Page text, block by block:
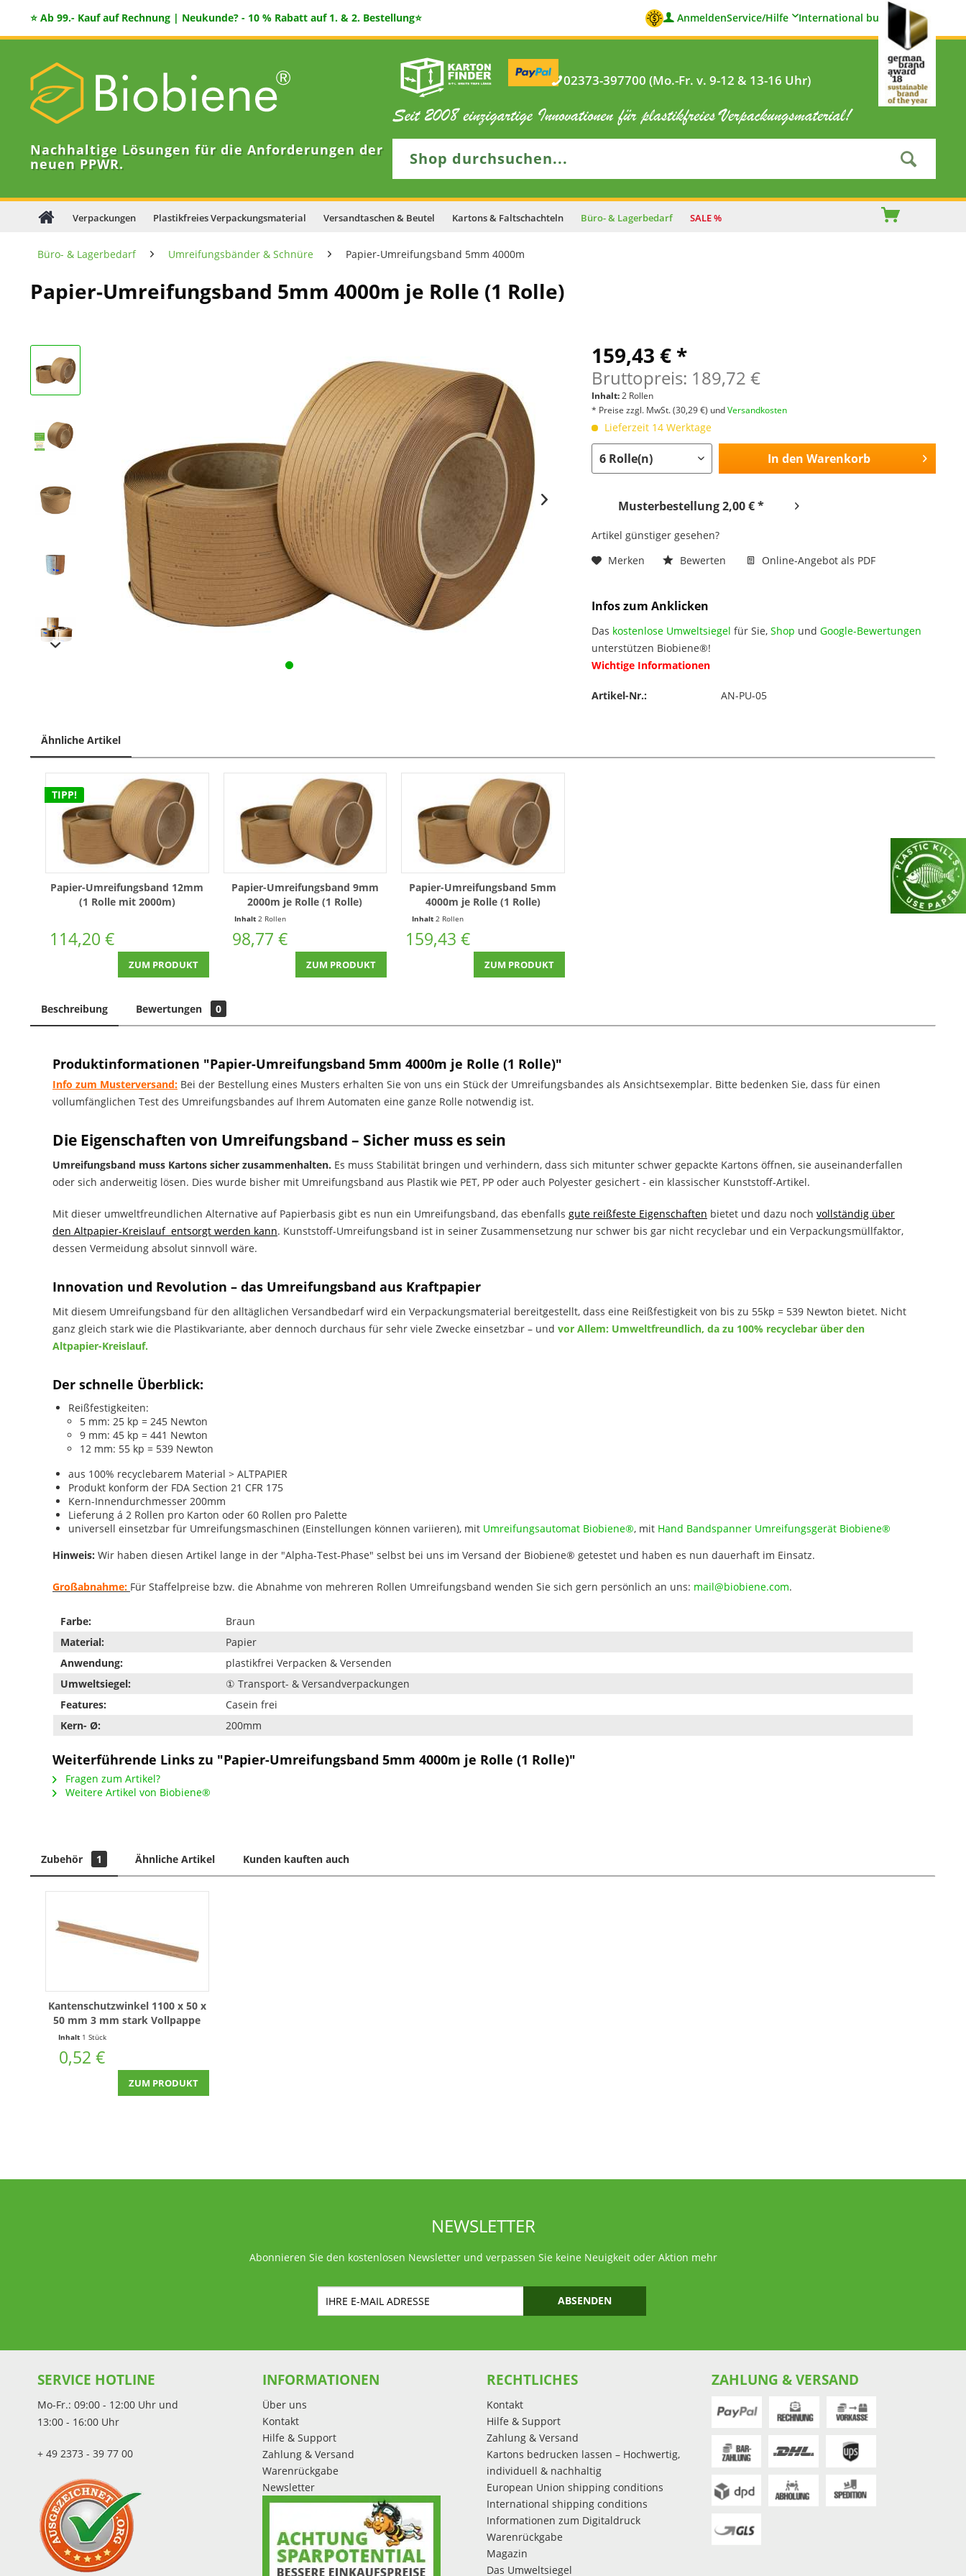
⭐ Ab 99.- Kauf auf Rechnung | Neukunde? - 10 % Rabatt auf 1. & 2. Bestellung⭐ AnmeldenService/Hilfe International buyers
Nachhaltige Lösungen für die Anforderungen der
neuen PPWR.
02373-397700 (Mo.-Fr. v. 9-12 & 13-16 Uhr)
Verpackungen Plastikfreies Verpackungsmaterial Versandtaschen & Beutel Kartons & Faltschachteln Büro- & Lagerbedarf SALE %
Büro- & Lagerbedarf Umreifungsbänder & Schnüre Papier-Umreifungsband 5mm 4000m
Papier-Umreifungsband 5mm 4000m je Rolle (1 Rolle)
159,43 € *
Bruttopreis: 189,72 €
Inhalt:2 Rollen
* Preise zzgl. MwSt.(30,29 €) undVersandkosten
Lieferzeit 14 Werktage
In den Warenkorb
Musterbestellung 2,00 € *
Artikel günstiger gesehen?
Merken
Bewerten Online-Angebot als PDF
Infos zum Anklicken
Das kostenlose Umweltsiegel für Sie,Shop undGoogle-Bewertungen
unterstützen Biobiene®!
Wichtige Informationen
Artikel-Nr.: AN-PU-05
Ähnliche Artikel
TIPP!
Papier-Umreifungsband 12mm
(1 Rolle mit 2000m)
114,20 €
ZUM PRODUKT
Papier-Umreifungsband 9mm
2000m je Rolle (1 Rolle)
Inhalt 2 Rollen
98,77 €
ZUM PRODUKT
Papier-Umreifungsband 5mm
4000m je Rolle (1 Rolle)
Inhalt2 Rollen
159,43 €
ZUM PRODUKT
Beschreibung Bewertungen 0
Produktinformationen "Papier-Umreifungsband 5mm 4000m je Rolle (1 Rolle)"
Info zum Musterversand: Bei der Bestellung eines Musters erhalten Sie von uns ein Stück der Umreifungsbandes als Ansichtsexemplar. Bitte bedenken Sie, dass für einen
vollumfänglichen Test des Umreifungsbandes auf Ihrem Automaten eine ganze Rolle notwendig ist.
Die Eigenschaften von Umreifungsband – Sicher muss es sein
Umreifungsband muss Kartons sicher zusammenhalten. Es muss Stabilität bringen und verhindern, dass sich mitunter schwer gepackte Kartons öffnen, sie auseinanderfallen
oder sich anderweitig lösen. Dies wurde bisher mit Umreifungsband aus Plastik wie PET, PP oder auch Polyester gesichert - ein klassischer Kunststoff-Artikel.
Mit dieser umweltfreundlichen Alternative auf Papierbasis gibt es nun ein Umreifungsband, das ebenfalls gute reißfeste Eigenschaften bietet und dazu noch vollständig über
den Altpapier-Kreislauf entsorgt werden kann. Kunststoff-Umreifungsband ist in seiner Zusammensetzung nur schwer bis gar nicht recyclebar und ein Verpackungsmüllfaktor,
dessen Vermeidung absolut sinnvoll wäre.
Innovation und Revolution – das Umreifungsband aus Kraftpapier
Mit diesem Umreifungsband für den alltäglichen Versandbedarf wird ein Verpackungsmaterial bereitgestellt, dass eine Reißfestigkeit von bis zu 55kp = 539 Newton bietet. Nicht
ganz gleich stark wie die Plastikvariante, aber dennoch durchaus für sehr viele Zwecke einsetzbar – und vor Allem: Umweltfreundlich, da zu 100% recyclebar über den
Altpapier-Kreislauf.
Der schnelle Überblick:
Reißfestigkeiten:
5 mm: 25 kp = 245 Newton
9 mm: 45 kp = 441 Newton
12 mm: 55 kp = 539 Newton
aus 100% recyclebarem Material > ALTPAPIER
Produkt konform der FDA Section 21 CFR 175
Kern-Innendurchmesser 200mm
Lieferung á 2 Rollen pro Karton oder 60 Rollen pro Palette
universell einsetzbar für Umreifungsmaschinen (Einstellungen können variieren), mit Umreifungsautomat Biobiene®, mit Hand Bandspanner Umreifungsgerät Biobiene®
Hinweis: Wir haben diesen Artikel lange in der "Alpha-Test-Phase" selbst bei uns im Versand der Biobiene® getestet und haben es nun dauerhaft im Einsatz.
Großabnahme: Für Staffelpreise bzw. die Abnahme von mehreren Rollen Umreifungsband wenden Sie sich gern persönlich an uns: mail@biobiene.com.
Farbe:
Braun
Material:
Papier
Anwendung:
plastikfrei Verpacken & Versenden
Umweltsiegel:
① Transport- & Versandverpackungen
Features:
Casein frei
Kern- Ø:
200mm
Weiterführende Links zu "Papier-Umreifungsband 5mm 4000m je Rolle (1 Rolle)"
Fragen zum Artikel?
Weitere Artikel von Biobiene®
Zubehör 1 Ähnliche Artikel Kunden kauften auch
Kantenschutzwinkel 1100 x 50 x
50 mm 3 mm stark Vollpappe
aus 100% Recycling-Papier
Inhalt 1 Stück
0,52 €
ZUM PRODUKT
NEWSLETTER
Abonnieren Sie den kostenlosen Newsletter und verpassen Sie keine Neuigkeit oder Aktion mehr
ABSENDEN
SERVICE HOTLINE
Mo-Fr.: 09:00 - 12:00 Uhr und
13:00 - 16:00 Uhr
+ 49 2373 - 39 77 00
INFORMATIONEN
Über uns
Kontakt
Hilfe & Support
Zahlung & Versand
Warenrückgabe
Newsletter
RECHTLICHES
Kontakt
Hilfe & Support
Zahlung & Versand
Kartons bedrucken lassen – Hochwertig,
individuell & nachhaltig
European Union shipping conditions
International shipping conditions
Informationen zum Digitaldruck
Warenrückgabe
Magazin
Das Umweltsiegel
ZAHLUNG & VERSAND